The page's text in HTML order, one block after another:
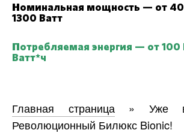
Номинальная мощность — от
1300 Ватт
Потребляемая энергия — от
Ватт*ч
Главная страница» Уже
Революционный Билюкс Bionic!